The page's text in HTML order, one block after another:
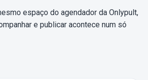
espaço do agendador da Onlypult,
e publicar acontece num só